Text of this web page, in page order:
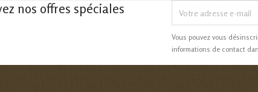
nos offres spéciales
Vous pouvez vous
informations de contact